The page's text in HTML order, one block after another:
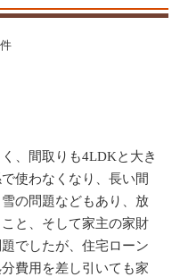
、間取りも4LDKと大き
使わなくなり、長い間
の問題などもあり、放
と、そして家主の家財
でしたが、住宅ローン
費用を差し引いても家